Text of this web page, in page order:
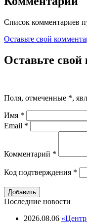
Список комментариев
Оставьте свой
Оставьте
Поля, отмеченные *,
Имя *
Email *
Комментарий *
Код подтверждения *
Последние новости
2026.08.06